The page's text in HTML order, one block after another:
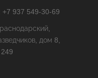
937 549-30-69
дом 8,